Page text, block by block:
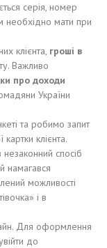
серія, номер
необхідно мати при
клієнта, гроші в
Важливо
про доходи
України
та робимо запит
клієнта.
спосіб
намагався
можливості
і в
Для оформлення
до